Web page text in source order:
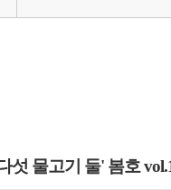
섯 물고기 둘' 봄호